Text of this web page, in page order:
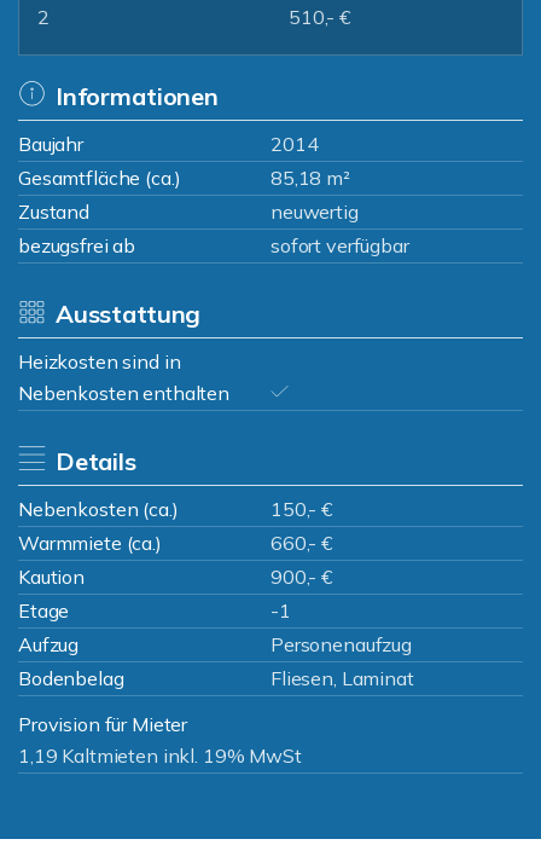
2
510,- €
Informationen
Baujahr
2014
Gesamtfläche (ca.)
85,18 m²
Zustand
neuwertig
bezugsfrei ab
sofort verfügbar
Ausstattung
Heizkosten sind in
Nebenkosten enthalten
Details
Nebenkosten (ca.)
150,- €
Warmmiete (ca.)
660,- €
Kaution
900,- €
Etage
-1
Aufzug
Personenaufzug
Bodenbelag
Fliesen, Laminat
Provision für Mieter
1,19 Kaltmieten inkl. 19% MwSt